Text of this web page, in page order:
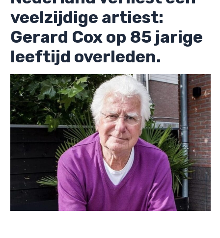
veelzijdige artiest:
Gerard Cox op 85 jarige
leeftijd overleden.